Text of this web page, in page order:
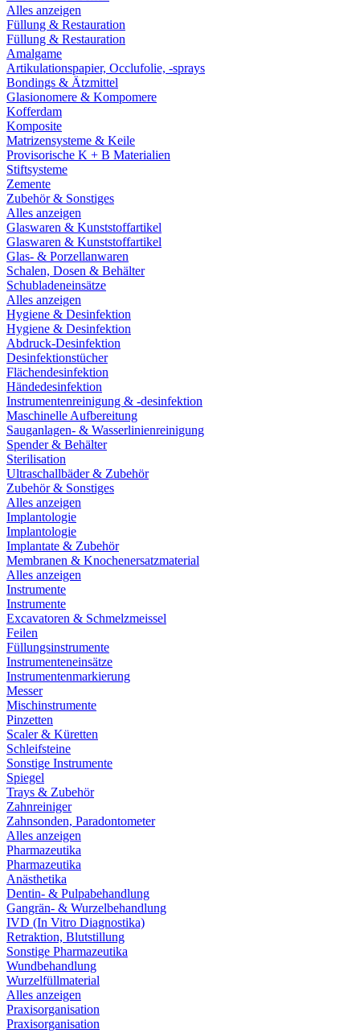
Alles anzeigen
Füllung & Restauration
Füllung & Restauration
Amalgame
Artikulationspapier, Occlufolie, -sprays
Bondings & Ätzmittel
Glasionomere & Kompomere
Kofferdam
Komposite
Matrizensysteme & Keile
Provisorische K + B Materialien
Stiftsysteme
Zemente
Zubehör & Sonstiges
Alles anzeigen
Glaswaren & Kunststoffartikel
Glaswaren & Kunststoffartikel
Glas- & Porzellanwaren
Schalen, Dosen & Behälter
Schubladeneinsätze
Alles anzeigen
Hygiene & Desinfektion
Hygiene & Desinfektion
Abdruck-Desinfektion
Desinfektionstücher
Flächendesinfektion
Händedesinfektion
Instrumentenreinigung & -desinfektion
Maschinelle Aufbereitung
Sauganlagen- & Wasserlinienreinigung
Spender & Behälter
Sterilisation
Ultraschallbäder & Zubehör
Zubehör & Sonstiges
Alles anzeigen
Implantologie
Implantologie
Implantate & Zubehör
Membranen & Knochenersatzmaterial
Alles anzeigen
Instrumente
Instrumente
Excavatoren & Schmelzmeissel
Feilen
Füllungsinstrumente
Instrumenteneinsätze
Instrumentenmarkierung
Messer
Mischinstrumente
Pinzetten
Scaler & Küretten
Schleifsteine
Sonstige Instrumente
Spiegel
Trays & Zubehör
Zahnreiniger
Zahnsonden, Paradontometer
Alles anzeigen
Pharmazeutika
Pharmazeutika
Anästhetika
Dentin- & Pulpabehandlung
Gangrän- & Wurzelbehandlung
IVD (In Vitro Diagnostika)
Retraktion, Blutstillung
Sonstige Pharmazeutika
Wundbehandlung
Wurzelfüllmaterial
Alles anzeigen
Praxisorganisation
Praxisorganisation